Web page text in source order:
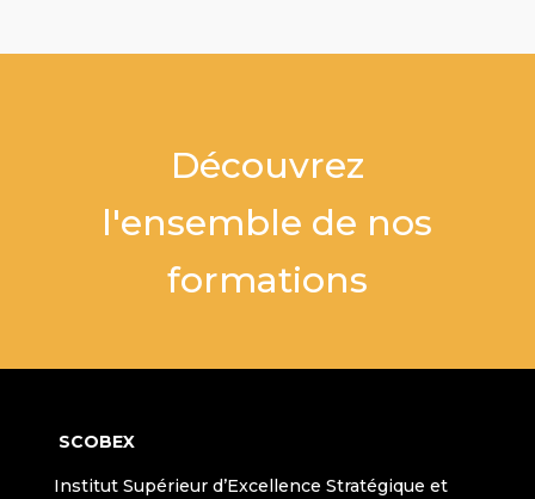
Découvrez
l'ensemble de nos
formations
SCOBEX
Institut Supérieur d’Excellence Stratégique et